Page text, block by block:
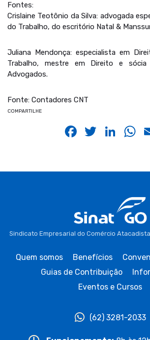
Fontes:
Crislaine Teotônio da Silva: advogada
do Trabalho, do escritório Natal &
Juliana Mendonça: especialista em
Trabalho, mestre em Direito e
Advogados.
Fonte: Contadores CNT
COMPARTILHE
Facebook
Twitter
Sindicato Empresarial do Comércio
Quem somos Benefícios
Guias de Contribuição
Eventos e Cursos
(62) 3281-2033